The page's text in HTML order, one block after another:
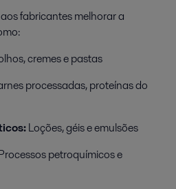
fabricantes melhorar a
cremes e pastas
processadas, proteínas do
Loções, géis e emulsões
petroquímicos e